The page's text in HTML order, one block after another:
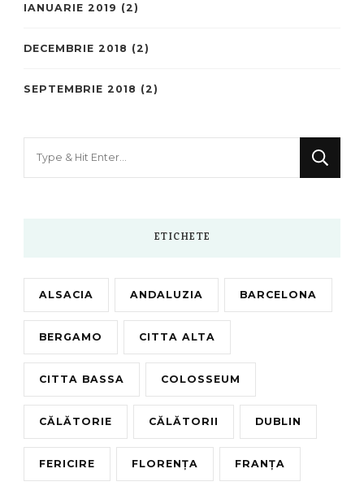
IANUARIE 2019 (2)
DECEMBRIE 2018 (2)
SEPTEMBRIE 2018 (2)
ETICHETE
ALSACIA ANDALUZIA BARCELONA
BERGAMO CITTA ALTA
CITTA BASSA COLOSSEUM
CĂLĂTORIE CĂLĂTORII DUBLIN
FERICIRE FLORENȚA FRANȚA